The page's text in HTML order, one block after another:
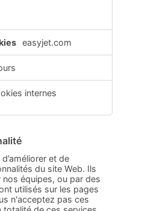
easyjet.com
internes
et de
du site Web. Ils
équipes, ou par des
utilisés sur les pages
n'acceptez pas ces